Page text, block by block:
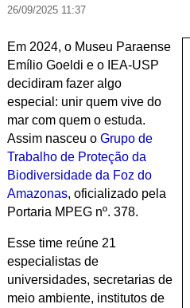
26/09/2025 11:37
Em 2024, o Museu Paraense
Emílio Goeldi e o IEA-USP
decidiram fazer algo
especial: unir quem vive do
mar com quem o estuda.
Assim nasceu o Grupo de
Trabalho de Proteção da
Biodiversidade da Foz do
Amazonas, oficializado pela
Portaria MPEG nº. 378.
Esse time reúne 21
especialistas de
universidades, secretarias de
meio ambiente, institutos de